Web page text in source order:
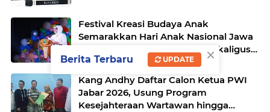
Festival Kreasi Budaya Anak
Semarakkan Hari Anak Nasional Jawa
Barat 2026, Ruang Ekspresi Sekaligus
Pelestarian Budaya Sunda
Kang Andhy Daftar Calon Ketua PWI
Jabar 2026, Usung Program
Kesejahteraan Wartawan hingga
×
Berita Terbaru UPDATE